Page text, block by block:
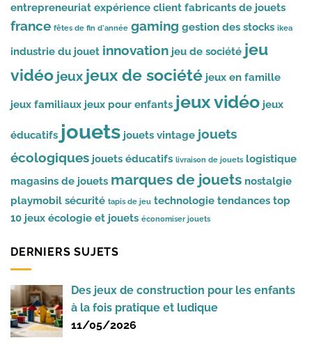
entrepreneuriat expérience client fabricants de jouets
france fêtes de fin d'année gaming gestion des stocks ikea
industrie du jouet innovation jeu de société jeu
vidéo jeux jeux de société jeux en famille
jeux familiaux jeux pour enfants jeux vidéo jeux
éducatifs jouets jouets vintage jouets
écologiques jouets éducatifs livraison de jouets logistique
magasins de jouets marques de jouets nostalgie
playmobil sécurité tapis de jeu technologie tendances top
10 jeux écologie et jouets économiser jouets
DERNIERS SUJETS
Des jeux de construction pour les enfants
à la fois pratique et ludique
11/05/2026